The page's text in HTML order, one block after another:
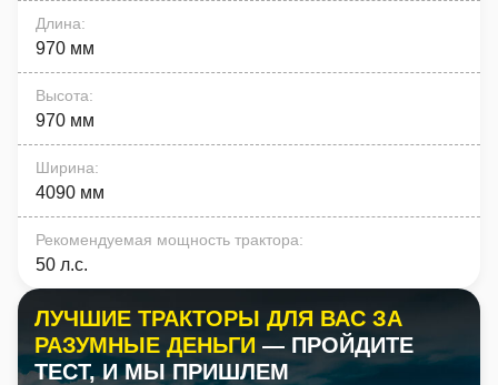
Длина:
970 мм
Высота:
970 мм
Ширина:
4090 мм
Рекомендуемая мощность трактора:
50 л.с.
ЛУЧШИЕ ТРАКТОРЫ ДЛЯ ВАС ЗА
РАЗУМНЫЕ ДЕНЬГИ — ПРОЙДИТЕ
ТЕСТ, И МЫ ПРИШЛЕМ